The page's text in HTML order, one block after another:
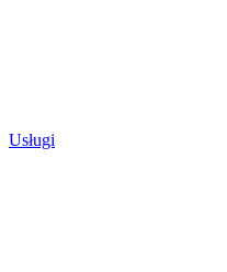
Usługi